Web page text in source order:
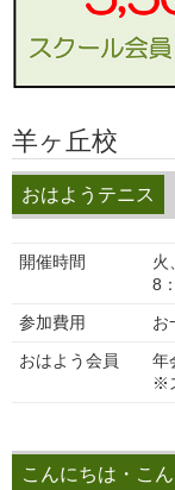
羊ヶ丘校
おはようテニス
開催時間
火
8
参加費用
おはよう会員
年
※
こんにちは・こ